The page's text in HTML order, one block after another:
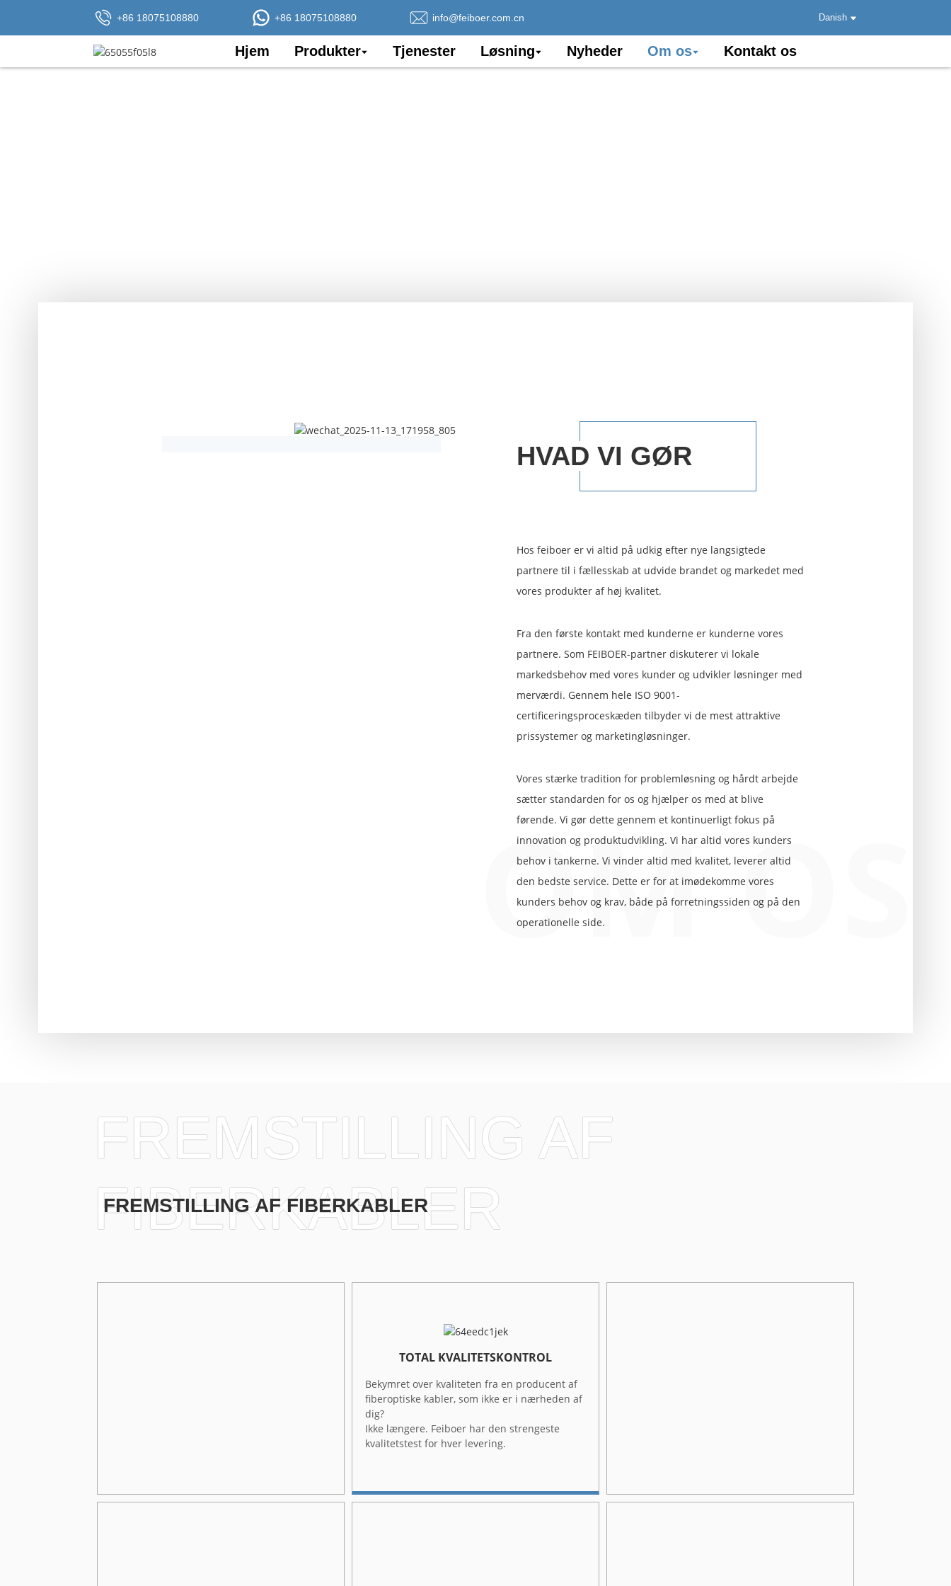
+86 18075108880 +86 18075108880 info@feiboer.com.cn Danish
Hjem Produkter Tjenester Løsning Nyheder Om os Kontakt os
HVAD VI GØR
Hos feiboer er vi altid på udkig efter nye langsigtede
partnere til i fællesskab at udvide brandet og markedet med
vores produkter af høj kvalitet.
Fra den første kontakt med kunderne er kunderne vores
partnere. Som FEIBOER-partner diskuterer vi lokale
markedsbehov med vores kunder og udvikler løsninger med
merværdi. Gennem hele ISO 9001-
certificeringsproceskæden tilbyder vi de mest attraktive
prissystemer og marketingløsninger.
Vores stærke tradition for problemløsning og hårdt arbejde
sætter standarden for os og hjælper os med at blive
førende. Vi gør dette gennem et kontinuerligt fokus på
innovation og produktudvikling. Vi har altid vores kunders
behov i tankerne. Vi vinder altid med kvalitet, leverer altid
den bedste service. Dette er for at imødekomme vores
kunders behov og krav, både på forretningssiden og på den
operationelle side.
OM OS
FREMSTILLING AF FIBERKABLER
FREMSTILLING AF
FIBERKABLER
TOTAL KVALITETSKONTROL
Bekymret over kvaliteten fra en producent af
fiberoptiske kabler, som ikke er i nærheden af ​​
dig?
Ikke længere. Feiboer har den strengeste
kvalitetstest for hver levering.